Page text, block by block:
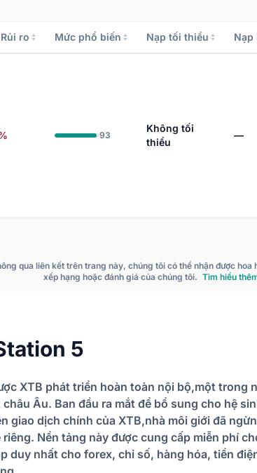
ro Mức phổ biến Nạp tối thiểu Nạp
93
Không tối
thiểu
—
qua liên kết trên trang này, chúng tôi có thể nhận được
xếp hạng hoặc đánh giá của chúng tôi. Tìm hiểu
5
XTB phát triển hoàn toàn nội bộ,một trong
Âu. Ban đầu ra mắt để bổ sung cho hệ
giao dịch chính của XTB,nhà môi giới đã
Nền tảng này được cung cấp miễn phí
duy nhất cho forex, chỉ số, hàng hóa, tiền